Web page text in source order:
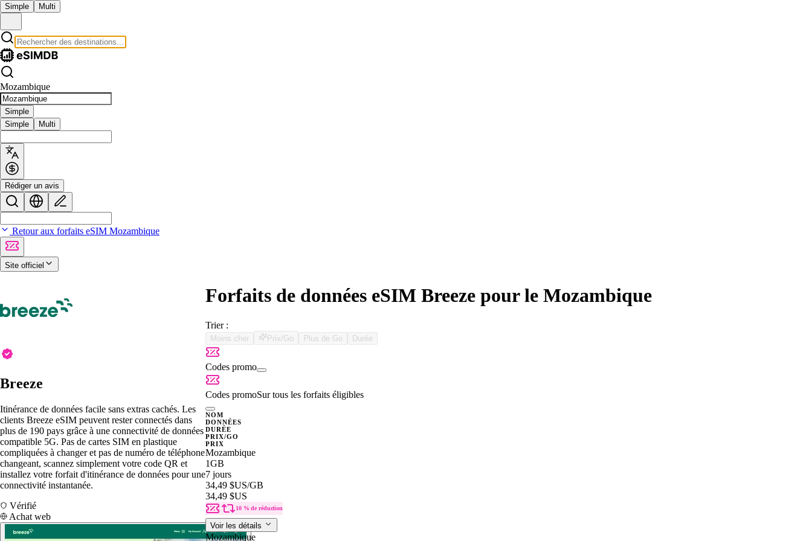
Simple Multi
Mozambique
Simple
Simple
Multi
Rédiger un avis
Retour aux forfaits eSIM Mozambique
Site officiel
Breeze
Itinérance de données facile sans extras cachés. Les
clients Breeze eSIM peuvent rester connectés dans
plus de 190 pays grâce à une connectivité de données
compatible 5G. Pas de cartes SIM en plastique
compliquées à changer et pas de numéro de téléphone
changeant, scannez simplement votre code QR et
installez votre forfait d'itinérance de données pour une
connectivité instantanée.
Vérifié
Achat web
Forfaits de données eSIM Breeze pour le Mozambique
Trier :
Moins cher Prix/Go Plus de Go Durée
Codes promo
Codes promoSur tous les forfaits éligibles
NOM
DONNÉES
DURÉE
PRIX/GO
PRIX
Mozambique
1GB
7 jours
34,49 $US/GB
34,49 $US
10 % de réduction
Voir les détails
Mozambique